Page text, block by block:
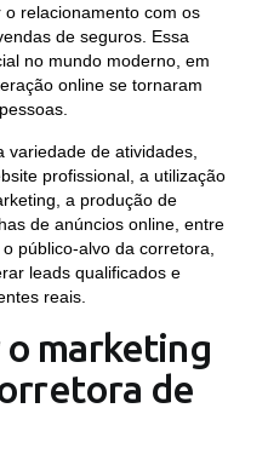
relacionamento com os
de seguros. Essa
no mundo moderno, em
online se tornaram
variedade de atividades,
profissional, a utilização
a produção de
de anúncios online, entre
público-alvo da corretora,
leads qualificados e
reais.
o marketing
de